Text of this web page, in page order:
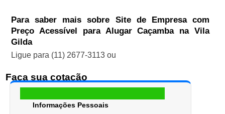
Para saber mais sobre Site de Empresa com
Preço Acessível para Alugar Caçamba na Vila
Gilda
Ligue para (11) 2677-3113ou
Faça sua cotação
Informações Pessoais